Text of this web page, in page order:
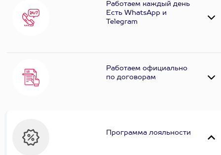
Работаем каждый день
Есть WhatsApp и
Telеgram
Работаем официально
по договорам
Программа лояльности